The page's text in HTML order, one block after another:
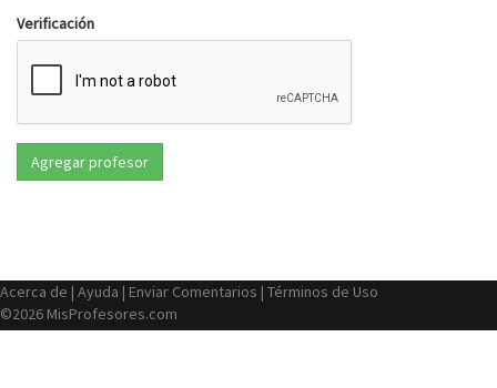
Verificación
Acerca de | Ayuda | Enviar Comentarios | Términos de Uso
©2026 MisProfesores.com